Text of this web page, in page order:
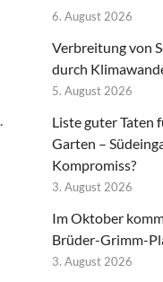
6. August 2026
Verbreitung von
durch
5. August 2026
Liste guter Taten
Garten –
Kompromiss?
3. August 2026
Im Oktober
Brüder-Grimm-
3. August 2026